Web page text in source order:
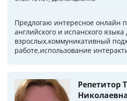
Предлогаю интересное онлайн
английского и испанского языка
взрослых,коммуникативный
работе,использование
Репетитор